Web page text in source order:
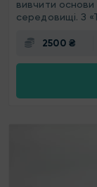
вивчити основи
середовищі. З
2500 ₴